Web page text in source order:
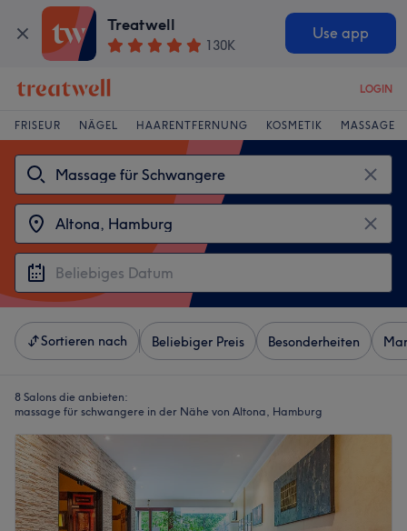
Treatwell
130K
Use app
LOGIN
FRISEUR NÄGEL HAARENTFERNUNG KOSMETIK MASSAGE
Sortieren nach Beliebiger Preis Besonderheiten
8 Salons die anbieten:
massage für schwangere in der Nähe von Altona, Hamburg